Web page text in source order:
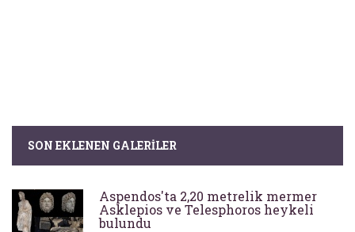
SON EKLENEN GALERILER
Aspendos'ta 2,20 metrelik mermer
Asklepios ve Telesphoros heykeli
bulundu